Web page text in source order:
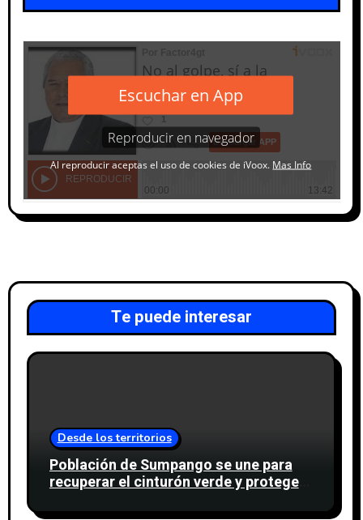
Te puede interesar
Desde los territorios
Población de Sumpango se une para
recuperar el cinturón verde y proteger